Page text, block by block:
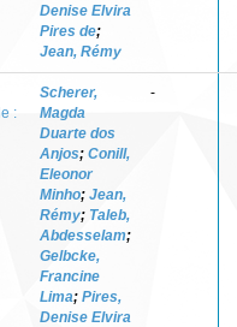
Denise Elvira
Pires de;
Jean, Rémy
:
Scherer,
Magda
Duarte dos
Anjos; Conill,
Eleonor
Minho; Jean,
Rémy; Taleb,
Abdesselam;
Gelbcke,
Francine
Lima; Pires,
Denise Elvira
-